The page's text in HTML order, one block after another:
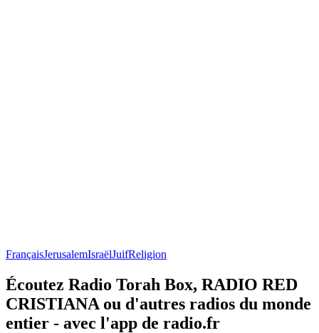
FrançaisJerusalemIsraëlJuifReligion
Écoutez Radio Torah Box, RADIO RED
CRISTIANA ou d'autres radios du monde
entier - avec l'app de radio.fr